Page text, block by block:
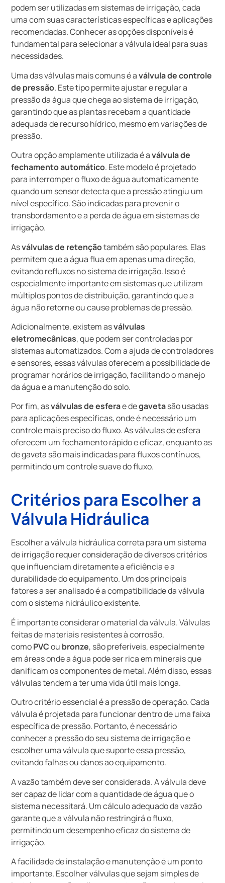
podem ser utilizadas em sistemas de irrigação, cada
uma com suas características específicas e aplicações
recomendadas. Conhecer as opções disponíveis é
fundamental para selecionar a válvula ideal para suas
necessidades.
Uma das válvulas mais comuns é aválvula de controle
de pressão. Este tipo permite ajustar e regular a
pressão da água que chega ao sistema de irrigação,
garantindo que as plantas recebam a quantidade
adequada de recurso hídrico, mesmo em variações de
pressão.
Outra opção amplamente utilizada é aválvula de
fechamento automático. Este modelo é projetado
para interromper o fluxo de água automaticamente
quando um sensor detecta que a pressão atingiu um
nível específico. São indicadas para prevenir o
transbordamento e a perda de água em sistemas de
irrigação.
Asválvulas de retençãotambém são populares. Elas
permitem que a água flua em apenas uma direção,
evitando refluxos no sistema de irrigação. Isso é
especialmente importante em sistemas que utilizam
múltiplos pontos de distribuição, garantindo que a
água não retorne ou cause problemas de pressão.
Adicionalmente, existem asválvulas
eletromecânicas, que podem ser controladas por
sistemas automatizados. Com a ajuda de controladores
e sensores, essas válvulas oferecem a possibilidade de
programar horários de irrigação, facilitando o manejo
da água e a manutenção do solo.
Por fim, asválvulas de esferae degavetasão usadas
para aplicações específicas, onde é necessário um
controle mais preciso do fluxo. As válvulas de esfera
oferecem um fechamento rápido e eficaz, enquanto as
de gaveta são mais indicadas para fluxos contínuos,
permitindo um controle suave do fluxo.
Critérios para Escolher a
Válvula Hidráulica
Escolher a válvula hidráulica correta para um sistema
de irrigação requer consideração de diversos critérios
que influenciam diretamente a eficiência e a
durabilidade do equipamento. Um dos principais
fatores a ser analisado é a compatibilidade da válvula
com o sistema hidráulico existente.
É importante considerar o material da válvula. Válvulas
feitas de materiais resistentes à corrosão,
comoPVCou bronze, são preferíveis, especialmente
em áreas onde a água pode ser rica em minerais que
danificam os componentes de metal. Além disso, essas
válvulas tendem a ter uma vida útil mais longa.
Outro critério essencial é a pressão de operação. Cada
válvula é projetada para funcionar dentro de uma faixa
específica de pressão. Portanto, é necessário
conhecer a pressão do seu sistema de irrigação e
escolher uma válvula que suporte essa pressão,
evitando falhas ou danos ao equipamento.
A vazão também deve ser considerada. A válvula deve
ser capaz de lidar com a quantidade de água que o
sistema necessitará. Um cálculo adequado da vazão
garante que a válvula não restringirá o fluxo,
permitindo um desempenho eficaz do sistema de
irrigação.
A facilidade de instalação e manutenção é um ponto
importante. Escolher válvulas que sejam simples de